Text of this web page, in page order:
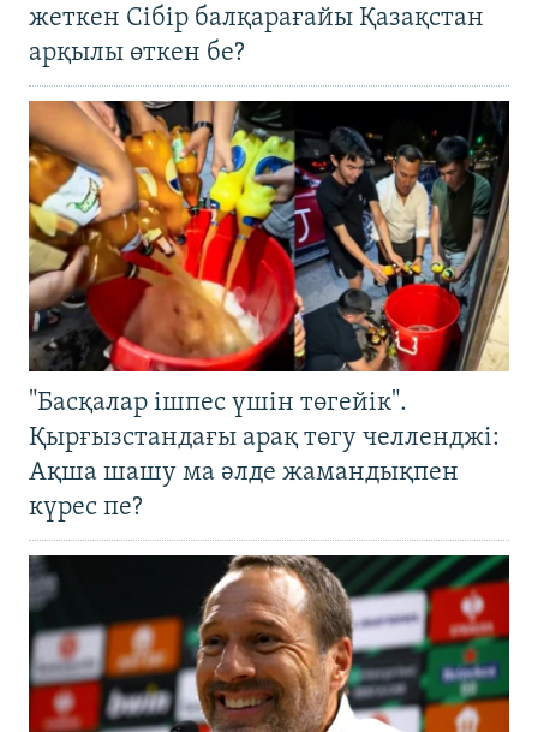
жеткен Сібір балқарағайы Қазақстан
арқылы өткен бе?
"Басқалар ішпес үшін төгейік".
Қырғызстандағы арақ төгу челленджі:
Ақша шашу ма әлде жамандықпен
күрес пе?